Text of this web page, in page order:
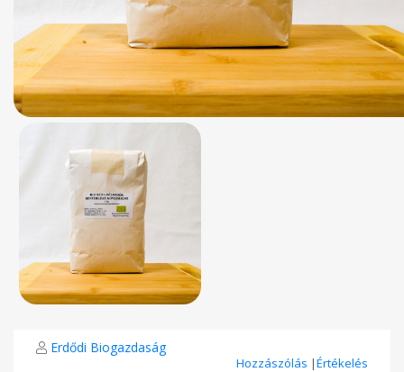
Erdődi Biogazdaság
Hozzászólás |Értékelés